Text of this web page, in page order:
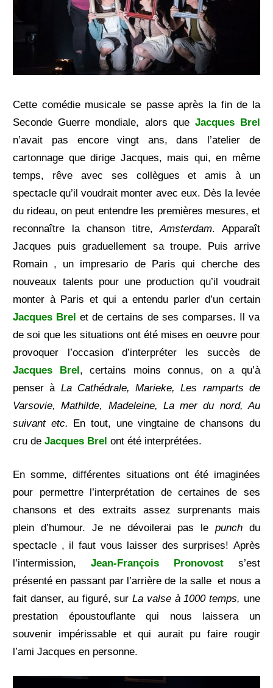
Cette comédie musicale se passe après la fin de la
Seconde Guerre mondiale, alors que Jacques Brel
n’avait pas encore vingt ans, dans l’atelier de
cartonnage que dirige Jacques, mais qui, en même
temps, rêve avec ses collègues et amis à un
spectacle qu’il voudrait monter avec eux. Dès la levée
du rideau, on peut entendre les premières mesures, et
reconnaître la chanson titre,Amsterdam. Apparaît
Jacques puis graduellement sa troupe. Puis arrive
Romain , un impresario de Paris qui cherche des
nouveaux talents pour une production qu’il voudrait
monter à Paris et qui a entendu parler d’un certain
Jacques Brel et de certains de ses comparses. Il va
de soi que les situations ont été mises en oeuvre pour
provoquer l’occasion d’interpréter les succès de
Jacques Brel , certains moins connus, on a qu’à
penser à La Cathédrale, Marieke, Les ramparts de
Varsovie, Mathilde, Madeleine, La mer du nord, Au
suivant etc.
En tout, une vingtaine de chansons du
cru deJacques Brel ont été interprétées.
En somme, différentes situations ont été imaginées
pour permettre l’interprétation de certaines de ses
chansons et des extraits assez surprenants mais
plein d’humour. Je ne dévoilerai pas le punchdu
spectacle , il faut vous laisser des surprises! Après
l’intermission, Jean-François Pronovosts’est
présenté en passant par l’arrière de la salle et nous a
fait danser, au figuré, sur La valse à 1000 temps, une
prestation époustouflante qui nous laissera un
souvenir impérissable et qui aurait pu faire rougir
l’ami Jacques en personne.